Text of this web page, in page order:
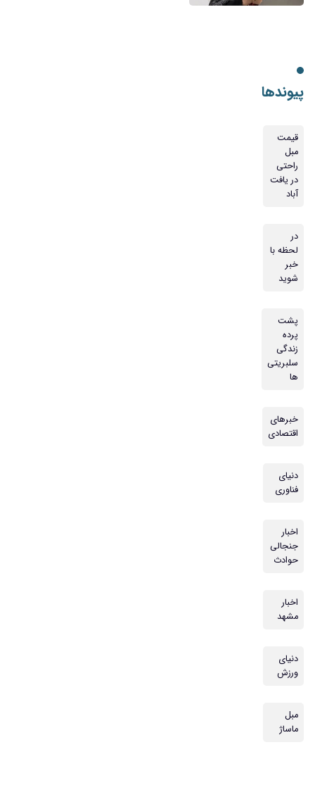
پیوندها
قیمت
مبل
راحتی
در یافت
آباد
در
لحظه با
خبر
شوید
پشت
پرده
زندگی
سلبریتی
ها
خبرهای
اقتصادی
دنیای
فناوری
اخبار
جنجالی
حوادث
اخبار
مشهد
دنیای
ورزش
مبل
ماساژ